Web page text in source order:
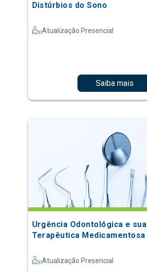
Distúrbios do Sono
Atualização Presencial
Saiba mais
Urgência Odontológica e sua
Terapêutica Medicamentosa
Atualização Presencial